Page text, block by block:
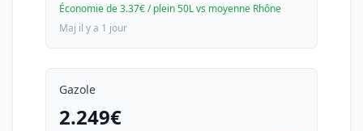
Économie de 3.37€ / plein 50L vs moyenne Rhône
Maj il y a 1 jour
Gazole
2.249€